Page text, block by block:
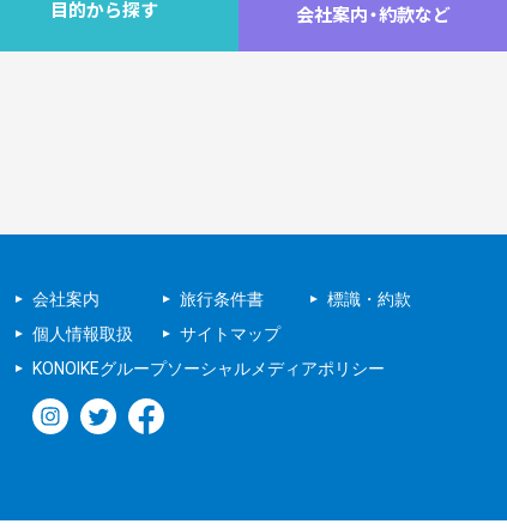
目的から探す 会社案内・約款など
会社案内 旅行条件書
標識・約款
個人情報取扱
サイトマップ
KONOIKEグループソーシャルメディアポリシー